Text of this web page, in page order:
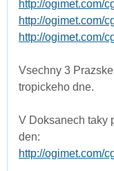
http://ogimet.com/
http://ogimet.com/
http://ogimet.com/
Vsechny 3
tropickeho dne.
V Doksanech taky
den:
http://ogimet.com/